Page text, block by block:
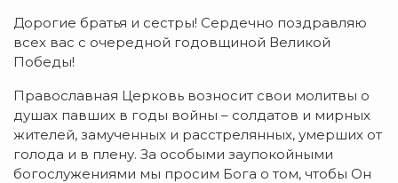
Дорогие братья и сестры! Сердечно поздравляю
всех вас с очередной годовщиной Великой
Победы!
Православная Церковь возносит свои молитвы о
душах павших в годы войны – солдатов и мирных
жителей, замученных и расстрелянных, умерших от
голода и в плену. За особыми заупокойными
богослужениями мы просим Бога о том, чтобы Он